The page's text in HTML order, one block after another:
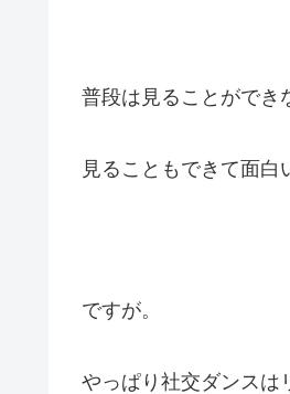
普段は見ることができ
見ることもできて面白
ですが。
やっぱり社交ダンスは